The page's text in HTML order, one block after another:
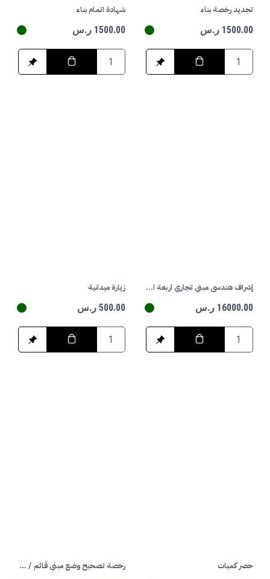
تجديد رخصة بناء
1500.00 ر.س
شهادة اتمام بناء
1500.00 ر.س
إشراف هندسي مبني تجاري اربعة ادوار
16000.00 ر.س
زيارة ميدانية
500.00 ر.س
حصر كميات
رخصة تصحيح وضع مبني قائم / تجاري